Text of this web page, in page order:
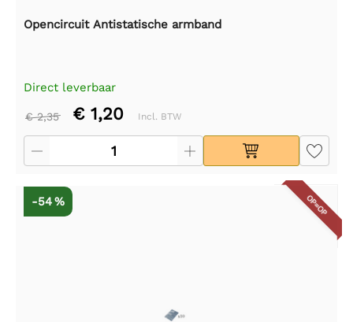
Opencircuit Antistatische armband
Direct leverbaar
€ 2,35 € 1,20 Incl. BTW
OP=OP
-54 %